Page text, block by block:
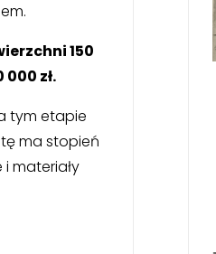
150
zł.
tym etapie
ma stopień
materiały